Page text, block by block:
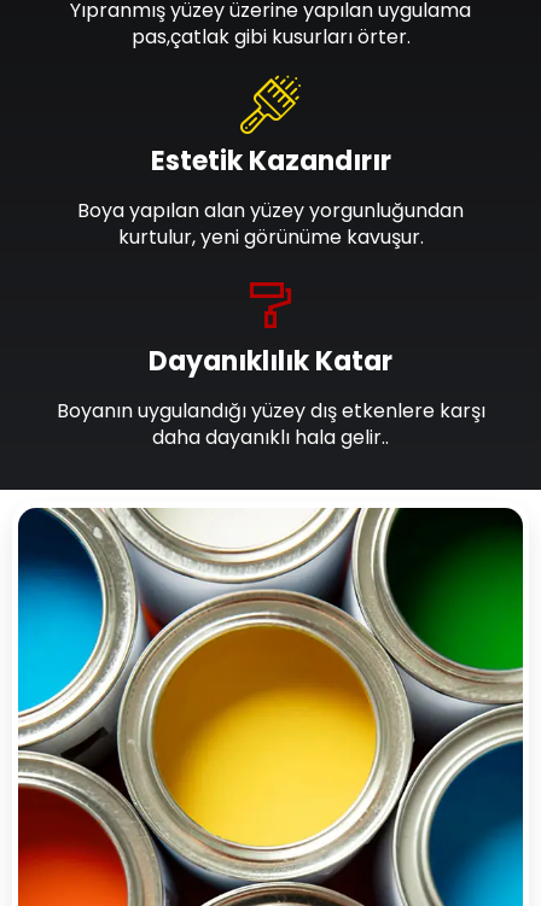
Dayanıklılık Katar
Boyanın uygulandığı yüzey dış etkenlere karşı
daha dayanıklı hala gelir..
Estetik Kazandırır
Boya yapılan alan yüzey yorgunluğundan
kurtulur, yeni görünüme kavuşur.
Yıpranmış yüzey üzerine yapılan uygulama
pas,çatlak gibi kusurları örter.